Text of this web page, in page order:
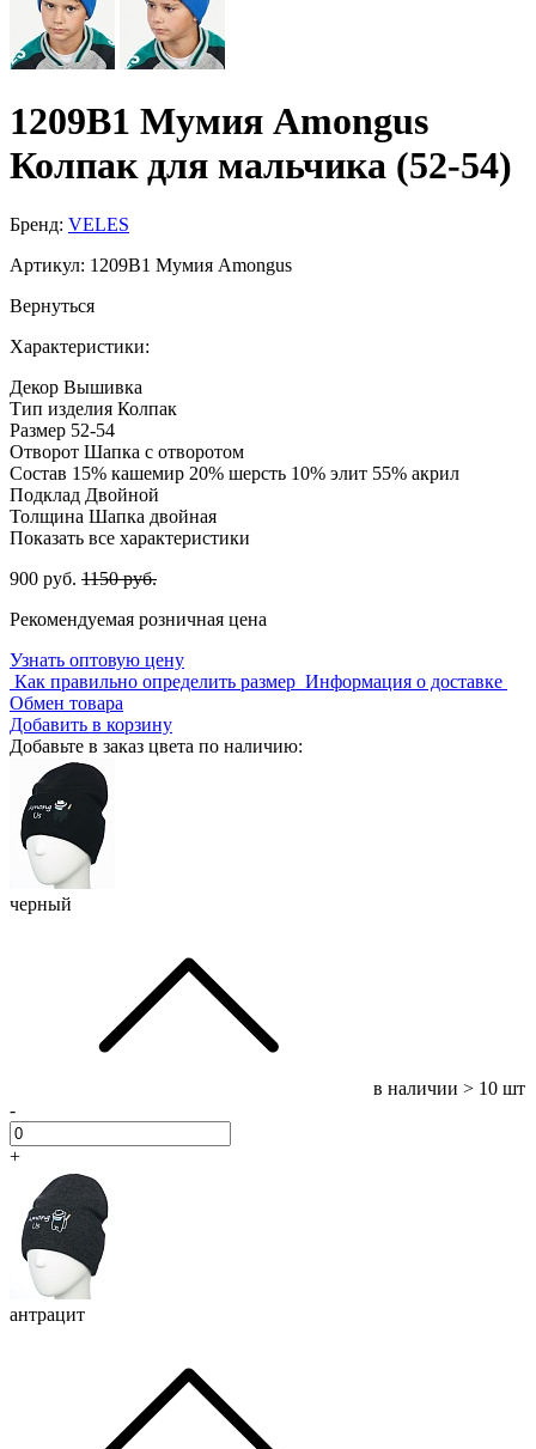
1209B1 Мумия Amongus
Колпак для мальчика (52-54)
Бренд: VELES
Артикул: 1209B1 Мумия Amongus
Вернуться
Характеристики:
Декор Вышивка
Тип изделия Колпак
Размер 52-54
Отворот Шапка с отворотом
Состав 15% кашемир 20% шерсть 10% элит 55% акрил
Подклад Двойной
Толщина Шапка двойная
Показать все характеристики
900 руб. 1150 руб.
Рекомендуемая розничная цена
Узнать оптовую цену
Как правильно определить размер Информация о доставке
Обмен товара
Добавить в корзину
Добавьте в заказ цвета по наличию:
черный
в наличии > 10 шт
-
+
антрацит